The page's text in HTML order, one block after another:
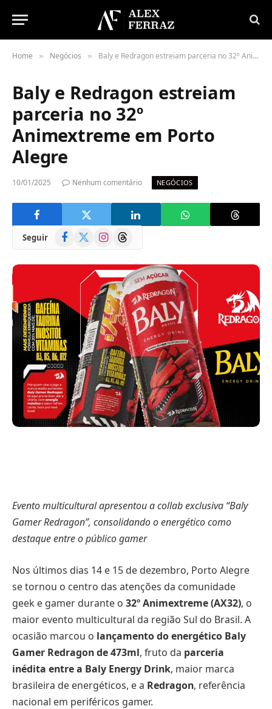
Home » Negócios » Baly e Redragon estreiam parceria no 32º Animextreme em Porto Alegre
Baly e Redragon estreiam
parceria no 32º
Animextreme em Porto
Alegre
10/01/2025 Nenhum comentário NEGÓCIOS
Seguir Facebook
(Twitter)
InstagramThreads
Evento multicultural apresentou a collab exclusiva “Baly
Gamer Redragon”, consolidando o energético como
destaque entre o público gamer
Nos últimos dias 14 e 15 de dezembro, Porto Alegre
se tornou o centro das atenções da comunidade
geek e gamer durante o 32º Animextreme (AX32), o
maior evento multicultural da região Sul do Brasil. A
ocasião marcou o lançamento do energético Baly
Gamer Redragon de 473ml, fruto da parceria
inédita entre a Baly Energy Drink, maior marca
brasileira de energéticos, e a Redragon, referência
nacional em periféricos gamer.